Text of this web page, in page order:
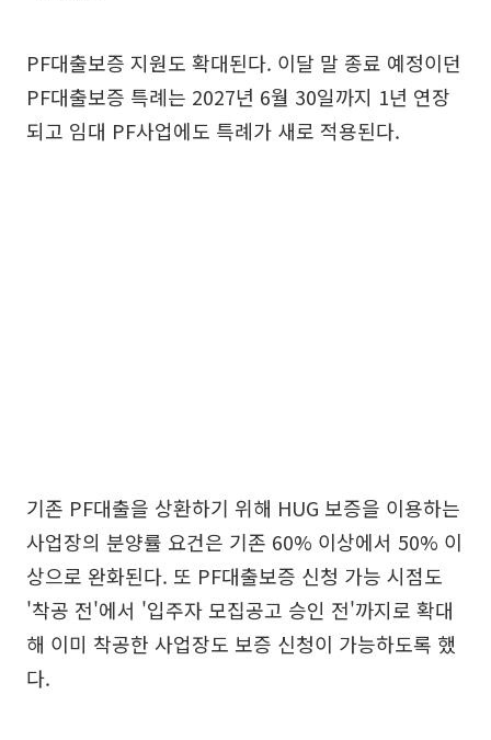
PF대출보증 지원도 확대된다. 이달 말 종료 예정이던
PF대출보증 특례는 2027년 6월 30일까지 1년 연장
되고 임대 PF사업에도 특례가 새로 적용된다.
기존 PF대출을 상환하기 위해 HUG 보증을 이용하는
사업장의 분양률 요건은 기존 60% 이상에서 50% 이
상으로 완화된다. 또 PF대출보증 신청 가능 시점도
'착공 전'에서 '입주자 모집공고 승인 전'까지로 확대
해 이미 착공한 사업장도 보증 신청이 가능하도록 했
다.